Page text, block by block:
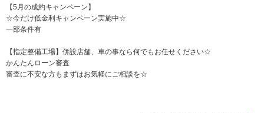
【5月の成約キャンペーン】
☆今だけ低金利キャンペーン実施中☆
一部条件有
【指定整備工場】併設店舗、車の事なら何でもお任せください☆
かんたんローン審査
審査に不安な方もまずはお気軽にご相談を☆